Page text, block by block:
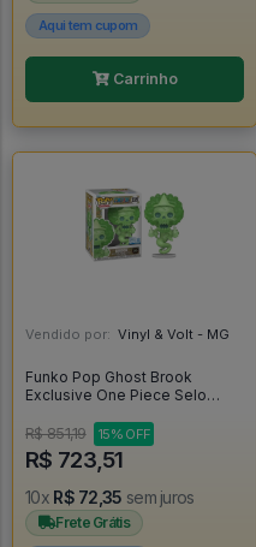
Aqui tem cupom
Carrinho
Vendido por: Vinyl & Volt - MG
Funko Pop Ghost Brook
Exclusive One Piece Selo
Glow Chase - One Piece
#2325
R$ 851,19 15% OFF
R$ 723,51
10x R$ 72,35 sem juros
Frete Grátis